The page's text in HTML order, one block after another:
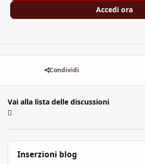
Accedi ora
Condividi
Vai alla lista delle discussioni
Inserzioni blog